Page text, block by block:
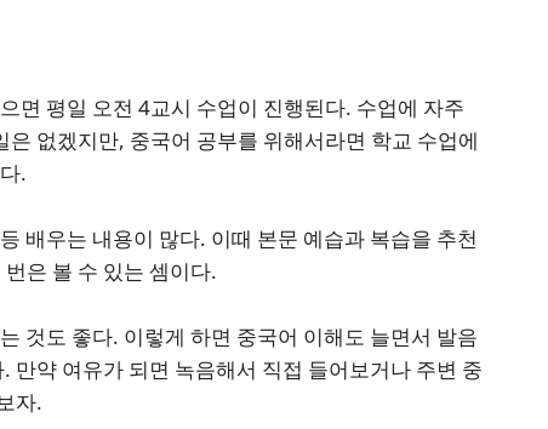
면 평일 오전 4교시 수업이 진행된다. 수업에 자주
없겠지만, 중국어 공부를 위해서라면 학교 수업에
.
배우는 내용이 많다. 이때 본문 예습과 복습을 추천
은 볼 수 있는 셈이다.
것도 좋다. 이렇게 하면 중국어 이해도 늘면서 발음
만약 여유가 되면 녹음해서 직접 들어보거나 주변 중
자.